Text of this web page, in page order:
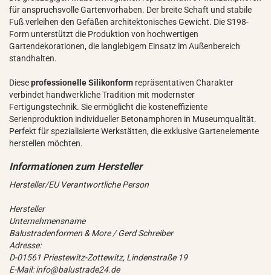
für anspruchsvolle Gartenvorhaben. Der breite Schaft und stabile
Fuß verleihen den Gefäßen architektonisches Gewicht. Die S198-
Form unterstützt die Produktion von hochwertigen
Gartendekorationen, die langlebigem Einsatz im Außenbereich
standhalten.
Dieseprofessionelle Silikonform repräsentativen Charakter
verbindet handwerkliche Tradition mit modernster
Fertigungstechnik. Sie ermöglicht die kosteneffiziente
Serienproduktion individueller Betonamphoren in Museumqualität.
Perfekt für spezialisierte Werkstätten, die exklusive Gartenelemente
herstellen möchten.
Hersteller/EU Verantwortliche Person
Hersteller
Unternehmensname
Balustradenformen & More / Gerd Schreiber
Adresse:
D-01561 Priestewitz-Zottewitz, Lindenstraße 19
E-Mail: info@balustrade24.de